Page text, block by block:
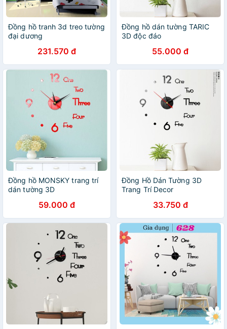
Đồng hồ tranh 3d treo tường
đại dương
231.570 đ
Đồng hồ dán tường TARIC
3D độc đáo
55.000 đ
Đồng hồ MONSKY trang trí
dán tường 3D
59.000 đ
Đồng Hồ Dán Tường 3D
Trang Trí Decor
33.750 đ